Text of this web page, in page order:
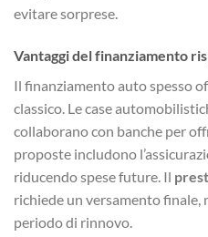
evitare sorprese.
Vantaggi del finanziamento
Il finanziamento auto spesso
classico. Le case
collaborano con banche per
proposte includono
riducendo spese future. Il
richiede un versamento finale,
periodo di rinnovo.